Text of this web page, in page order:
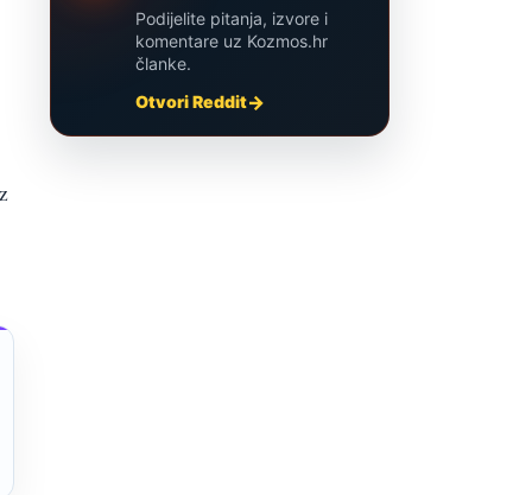
Podijelite pitanja, izvore i
komentare uz Kozmos.hr
članke.
Otvori Reddit